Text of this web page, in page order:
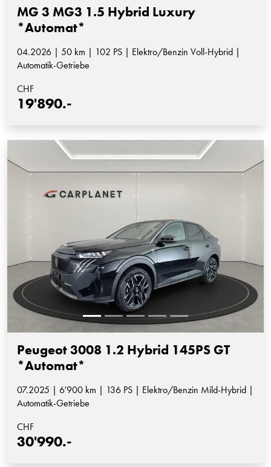
MG 3 MG3 1.5 Hybrid Luxury
*Automat*
04.2026 | 50 km | 102 PS | Elektro/Benzin Voll-Hybrid |
Automatik-Getriebe
CHF
19'890.-
Peugeot 3008 1.2 Hybrid 145PS GT
*Automat*
07.2025 | 6'900 km | 136 PS | Elektro/Benzin Mild-Hybrid |
Automatik-Getriebe
CHF
30'990.-